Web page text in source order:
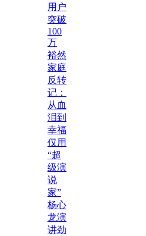
用户
突破
100
万
裕然
家庭
反转
记：
从血
泪到
幸福
仅用
“超
级演
说
家”
杨心
龙演
讲劲